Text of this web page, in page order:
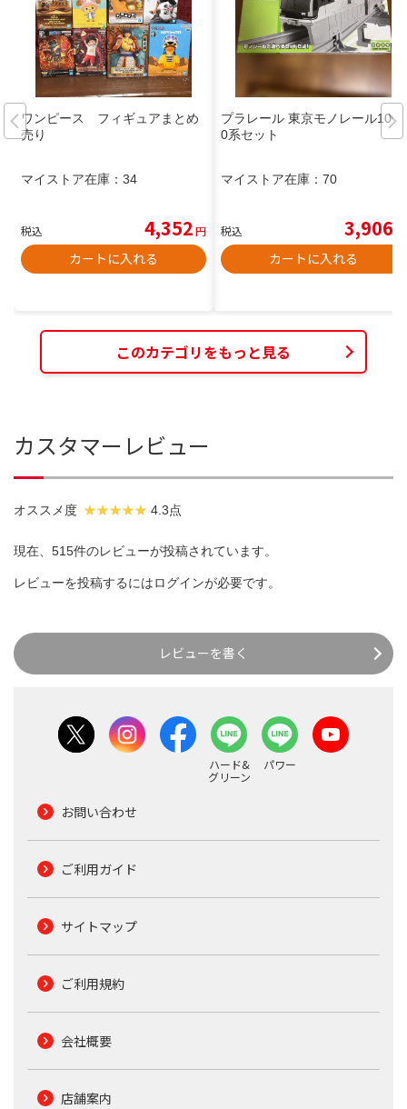
ワンピース フィギュアまとめ
売り
マイストア在庫： 34
税込 4,352円
カートに入れる
プラレール 東京モノレール1000
0系セット
マイストア在庫： 70
税込 3,906
カートに入れる
このカテゴリをもっと見る
カスタマーレビュー
オススメ度 4.3点
現在、515件のレビューが投稿されています。
レビューを投稿するにはログインが必要です。
レビューを書く
ハード&
グリーン
パワー
お問い合わせ
ご利用ガイド
サイトマップ
ご利用規約
会社概要
店舗案内